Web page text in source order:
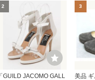
2
「GUILD JACOMO GALL
3
美品